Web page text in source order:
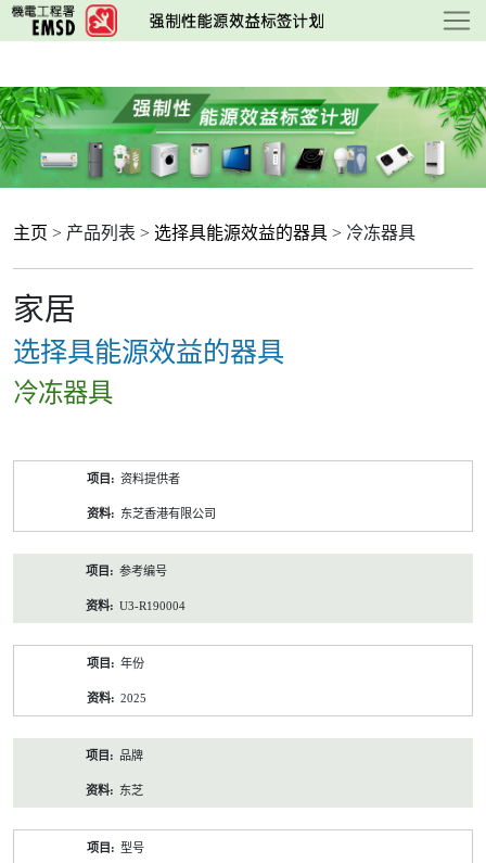
跳
至
要
内
容
主页 > 产品列表 > 选择具能源效益的器具 > 冷冻器具
家居
选择具能源效益的器具
冷冻器具
资料提供者
东芝香港有限公司
参考编号
U3-R190004
年份
2025
品牌
东芝
型号